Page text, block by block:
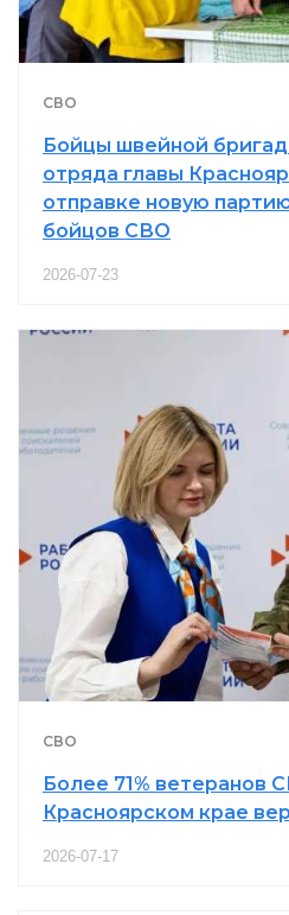
СВО
Бойцы швейной
отряда главы
отправке новую
бойцов СВО
2026-07-23
СВО
Более 71% ветеранов
Красноярском крае
2026-07-17